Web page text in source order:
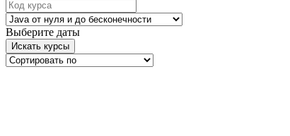
Выберите даты
Искать курсы